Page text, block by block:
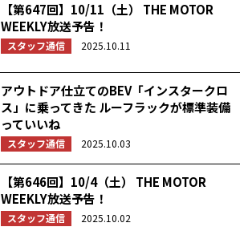
【第647回】10/11（土） THE MOTOR
WEEKLY放送予告！
スタッフ通信 2025.10.11
アウトドア仕立てのBEV「インスタークロ
ス」に乗ってきた ルーフラックが標準装備
っていいね
スタッフ通信 2025.10.03
【第646回】10/4（土） THE MOTOR
WEEKLY放送予告！
スタッフ通信 2025.10.02